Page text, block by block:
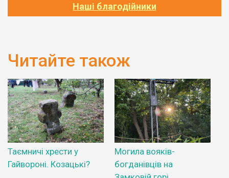
Наші благодійники
Читайте також
Таємничі хрести у
Гайвороні. Козацькі?
Могила вояків-
богданівців на